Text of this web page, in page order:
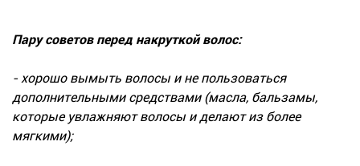
Пару советов перед накруткой волос:
- хорошо вымыть волосы и не пользоваться
дополнительными средствами (масла, бальзамы,
которые увлажняют волосы и делают из более
мягкими);